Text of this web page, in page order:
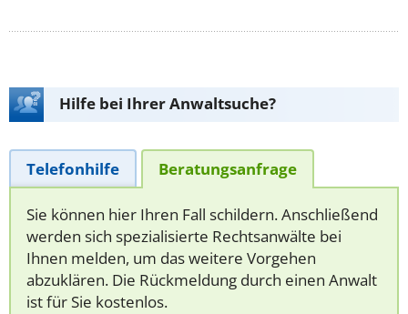
Hilfe bei Ihrer Anwaltsuche?
Telefonhilfe Beratungsanfrage
Sie können hier Ihren Fall schildern. Anschließend
werden sich spezialisierte Rechtsanwälte bei
Ihnen melden, um das weitere Vorgehen
abzuklären. Die Rückmeldung durch einen Anwalt
ist für Sie kostenlos.